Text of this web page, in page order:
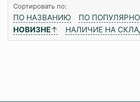
Сортировать по:
ПО НАЗВАНИЮ ПО
НОВИЗНЕ↑ НАЛИЧИЕ НА